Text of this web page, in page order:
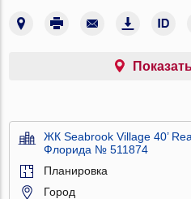
ЖК Seabrook Village 40’
Флорида № 511874
Планировка
Город